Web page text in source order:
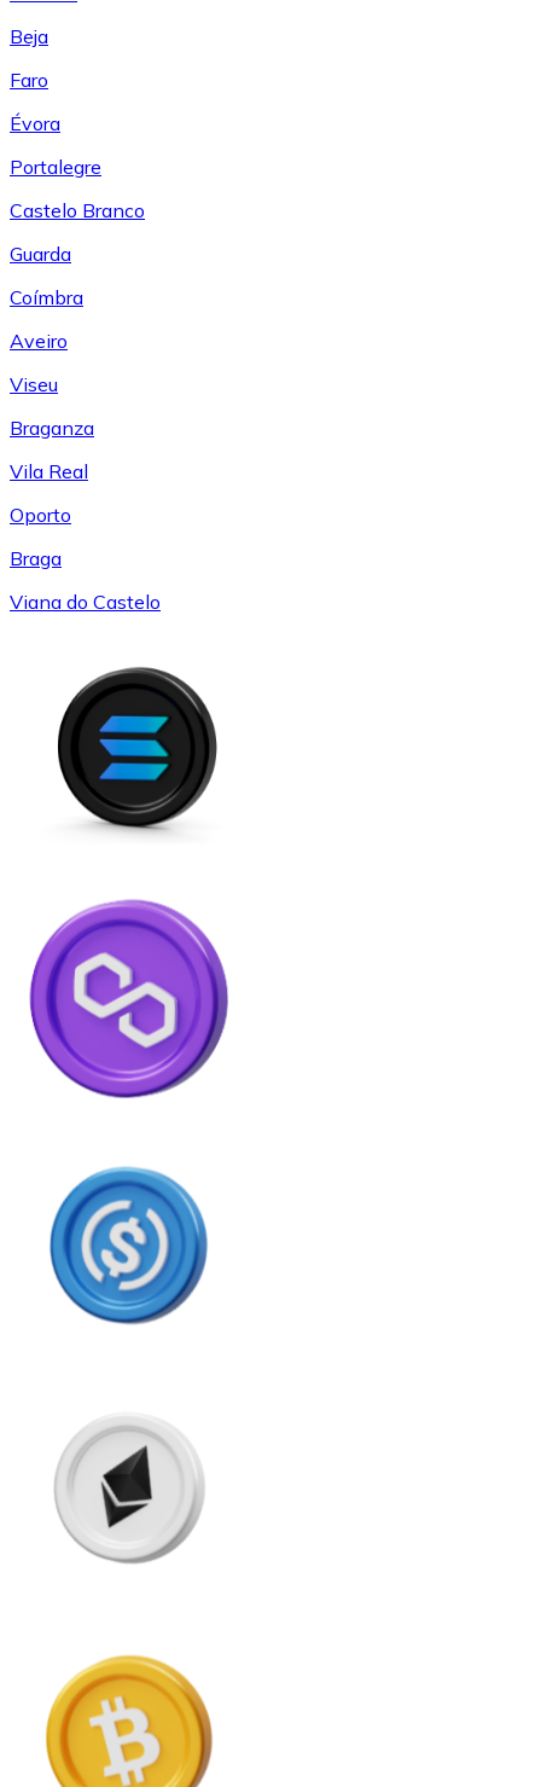
Beja
Faro
Évora
Portalegre
Castelo Branco
Guarda
Coímbra
Aveiro
Viseu
Braganza
Vila Real
Oporto
Braga
Viana do Castelo